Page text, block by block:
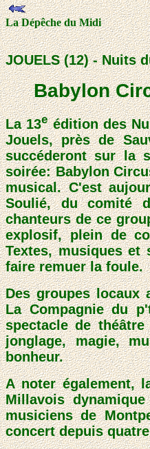
La Dépêche du Midi
JOUELS (12) - Nuits
Babylon
La 13eédition des
Jouels, près de
succéderont sur la
soirée: Babylon
musical. C'est
Soulié, du comité
chanteurs de ce
explosif, plein de
Textes, musiques et
faire remuer la foule.
Des groupes locaux
La Compagnie du
spectacle de
jonglage, magie,
bonheur.
A noter également,
Millavois
musiciens de
concert depuis